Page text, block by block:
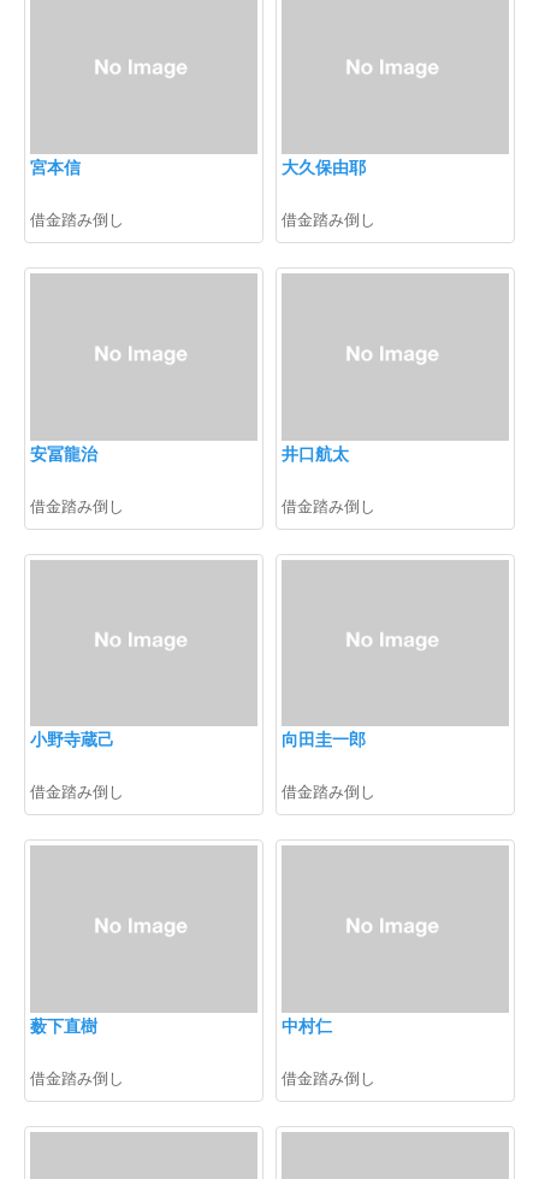
宮本信
借金踏み倒し
大久保由耶
借金踏み倒し
安冨龍治
借金踏み倒し
井口航太
借金踏み倒し
小野寺蔵己
借金踏み倒し
向田圭一郎
借金踏み倒し
薮下直樹
借金踏み倒し
中村仁
借金踏み倒し